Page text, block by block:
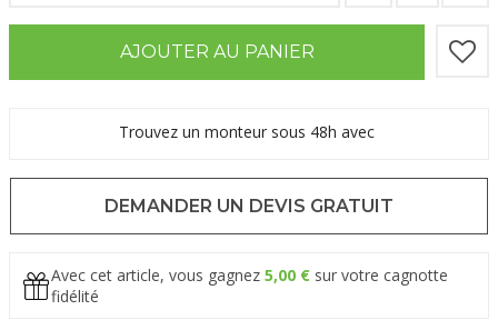
AJOUTER AU PANIER
Trouvez un monteur sous 48h avec
DEMANDER UN DEVIS GRATUIT
Avec cet article, vous gagnez 5,00 € sur votre cagnotte
fidélité